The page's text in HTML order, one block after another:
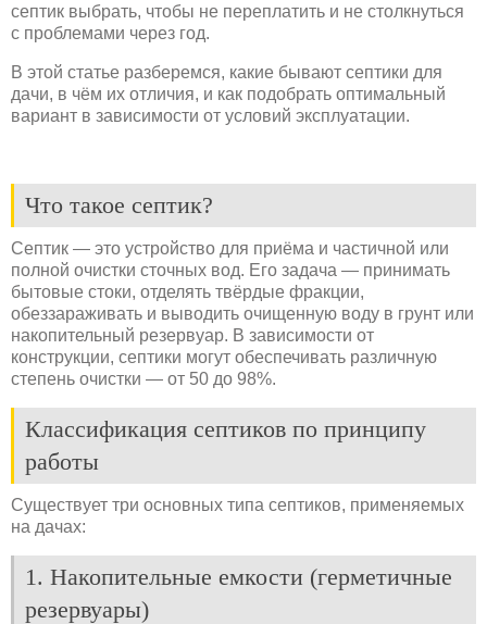
септик выбрать, чтобы не переплатить и не столкнуться
с проблемами через год.
В этой статье разберемся, какие бывают септики для
дачи, в чём их отличия, и как подобрать оптимальный
вариант в зависимости от условий эксплуатации.
Что такое септик?
Септик — это устройство для приёма и частичной или
полной очистки сточных вод. Его задача — принимать
бытовые стоки, отделять твёрдые фракции,
обеззараживать и выводить очищенную воду в грунт или
накопительный резервуар. В зависимости от
конструкции, септики могут обеспечивать различную
степень очистки — от 50 до 98%.
Классификация септиков по принципу
работы
Существует три основных типа септиков, применяемых
на дачах:
1. Накопительные емкости (герметичные
резервуары)